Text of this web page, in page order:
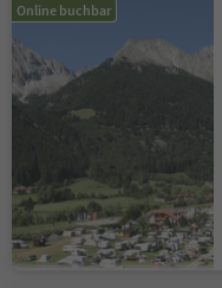
Online buchbar